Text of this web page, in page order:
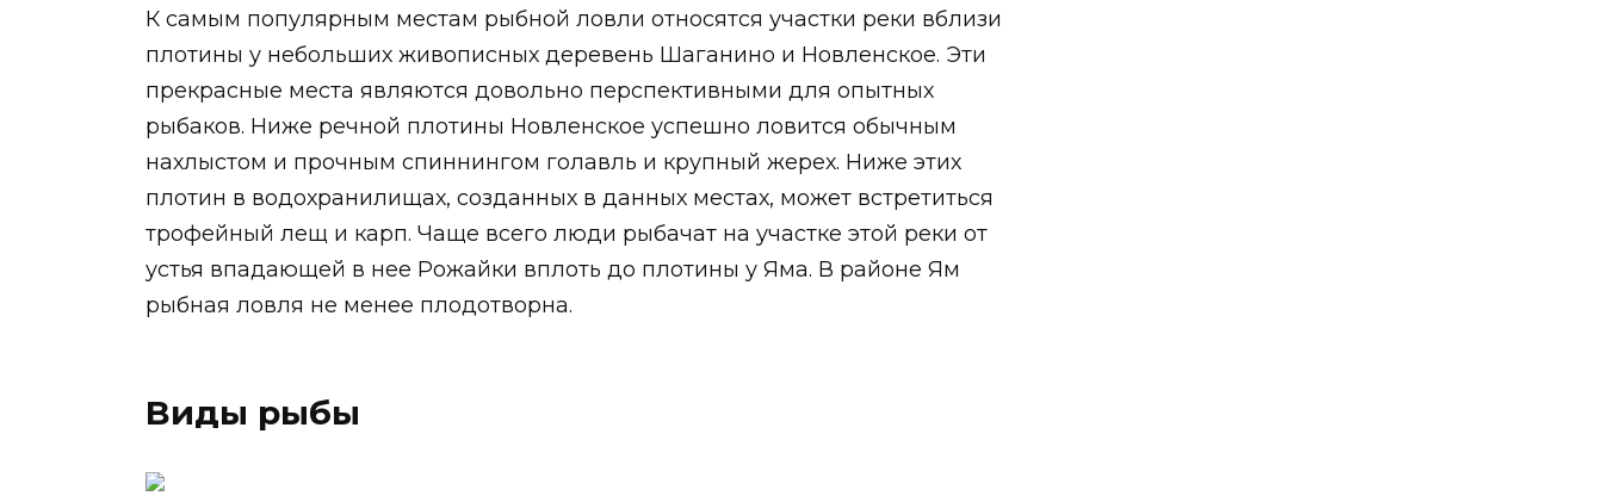
К самым популярным местам рыбной ловли относятся участки реки вблизи
плотины у небольших живописных деревень Шаганино и Новленское. Эти
прекрасные места являются довольно перспективными для опытных
рыбаков. Ниже речной плотины Новленское успешно ловится обычным
нахлыстом и прочным спиннингом голавль и крупный жерех. Ниже этих
плотин в водохранилищах, созданных в данных местах, может встретиться
трофейный лещ и карп. Чаще всего люди рыбачат на участке этой реки от
устья впадающей в нее Рожайки вплоть до плотины у Яма. В районе Ям
рыбная ловля не менее плодотворна.
Виды рыбы